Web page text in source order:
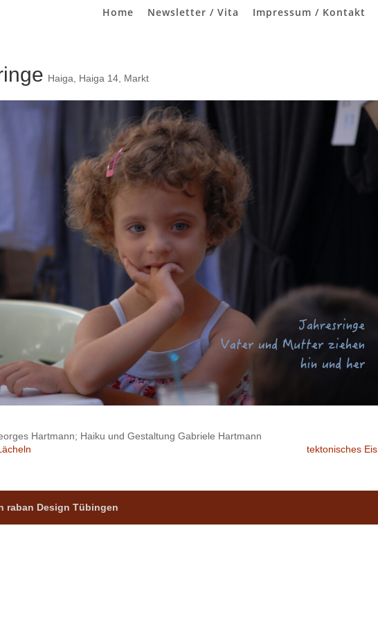
Home Newsletter / Vita Impressum / Kontakt
Haiga Haiga 14, Markt
Hartmann; Haiku und Gestaltung Gabriele Hartmann
tektonisches Eis
raban Design Tübingen